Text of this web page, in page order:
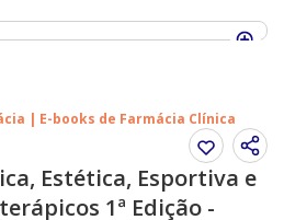
| E-books de Farmácia Clínica
Estética, Esportiva e
1ª Edição -